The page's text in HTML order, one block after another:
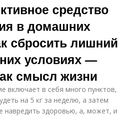
средство
в домашних
сбросить лишний
условиях —
смысл жизни
включает в себя много пунктов,
на 5 кг за неделю, а затем
навредить здоровью, а, может, и